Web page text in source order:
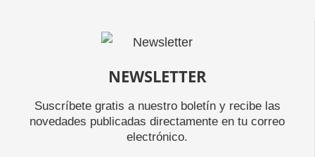
NEWSLETTER
Suscríbete gratis a nuestro boletín y recibe las
novedades publicadas directamente en tu correo
electrónico.